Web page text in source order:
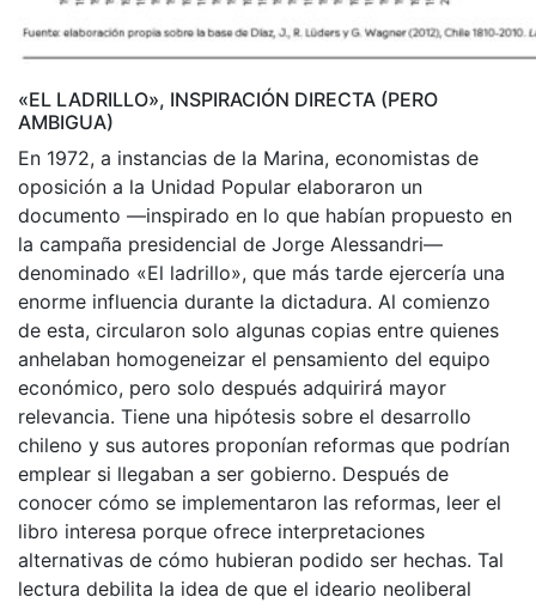
«EL LADRILLO», INSPIRACIÓN DIRECTA (PERO
AMBIGUA)
En 1972, a instancias de la Marina, economistas de
oposición a la Unidad Popular elaboraron un
documento —inspirado en lo que habían propuesto en
la campaña presidencial de Jorge Alessandri—
denominado «El ladrillo», que más tarde ejercería una
enorme influencia durante la dictadura. Al comienzo
de esta, circularon solo algunas copias entre quienes
anhelaban homogeneizar el pensamiento del equipo
económico, pero solo después adquirirá mayor
relevancia. Tiene una hipótesis sobre el desarrollo
chileno y sus autores proponían reformas que podrían
emplear si llegaban a ser gobierno. Después de
conocer cómo se implementaron las reformas, leer el
libro interesa porque ofrece interpretaciones
alternativas de cómo hubieran podido ser hechas. Tal
lectura debilita la idea de que el ideario neoliberal